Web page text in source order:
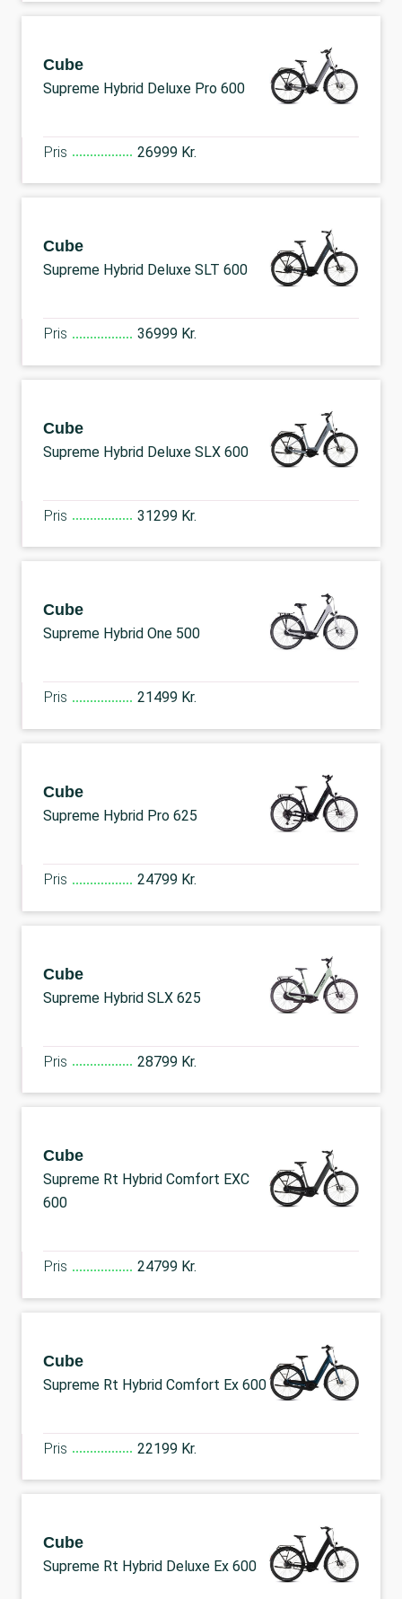
Cube
Supreme Hybrid Deluxe Pro 600
Pris 26999 Kr.
Cube
Supreme Hybrid Deluxe SLT 600
Pris 36999 Kr.
Cube
Supreme Hybrid Deluxe SLX 600
Pris 31299 Kr.
Cube
Supreme Hybrid One 500
Pris 21499 Kr.
Cube
Supreme Hybrid Pro 625
Pris 24799 Kr.
Cube
Supreme Hybrid SLX 625
Pris 28799 Kr.
Cube
Supreme Rt Hybrid Comfort EXC
600
Pris 24799 Kr.
Cube
Supreme Rt Hybrid Comfort Ex 600
Pris 22199 Kr.
Cube
Supreme Rt Hybrid Deluxe Ex 600